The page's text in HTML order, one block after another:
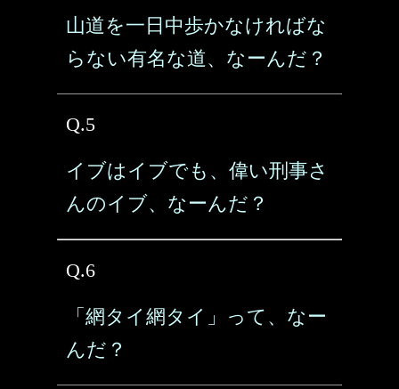
山道を一日中歩かなければな
らない有名な道、なーんだ？
Q.5
イブはイブでも、偉い刑事さ
んのイブ、なーんだ？
Q.6
「網タイ網タイ」って、なー
んだ？